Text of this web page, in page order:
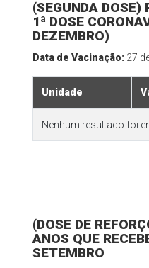
(SEGUNDA
1ª DOSE
DEZEMBRO)
Data de Vacinação: 27
Unidade
Nenhum resultado foi
(DOSE DE
ANOS QUE
SETEMBRO